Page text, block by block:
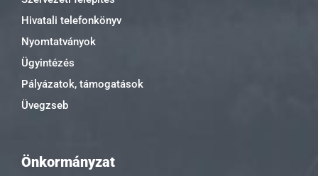
Hivatali telefonkönyv
Nyomtatványok
Ügyintézés
Pályázatok, támogatások
Üvegzseb
Önkormányzat